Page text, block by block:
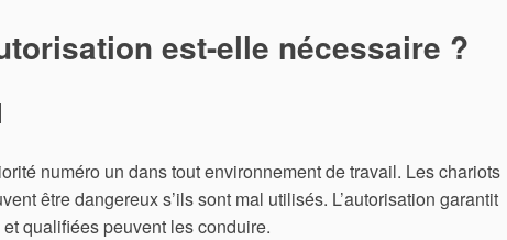
est-elle nécessaire ?
numéro un dans tout environnement de travail. Les chariots
être dangereux s’ils sont mal utilisés. L’autorisation garantit
qualifiées peuvent les conduire.